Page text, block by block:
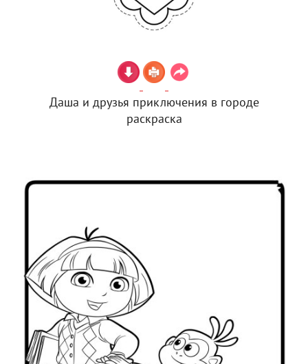
Даша и друзья приключения в городе
раскраска